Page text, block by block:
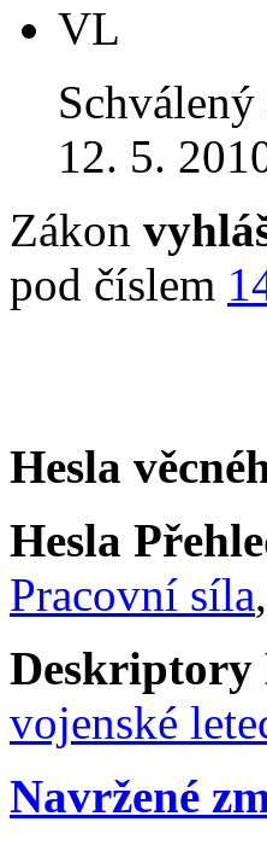
VL
Schválený
12. 5.
Zákon
pod číslem
Hesla
Hesla
Pracovní síla,
Deskriptory
vojenské
Navržené